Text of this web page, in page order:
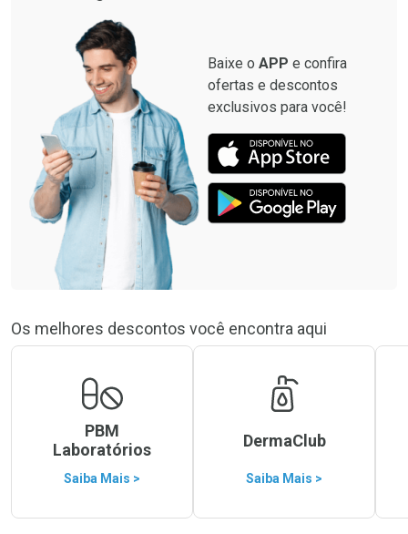
Baixe o APP e confira
ofertas e descontos
exclusivos para você!
Os melhores descontos você encontra aqui
PBM
Laboratórios
Saiba Mais >
DermaClub
Saiba Mais >